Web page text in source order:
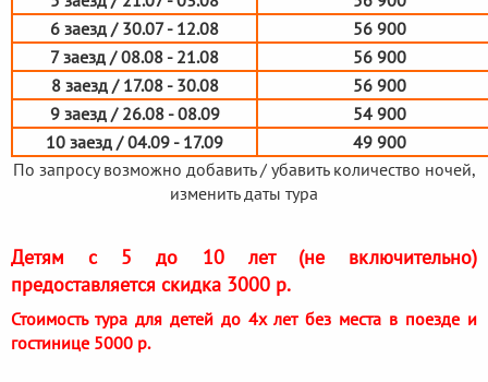
6 заезд / 30.07 - 12.08
56 900
7 заезд / 08.08 - 21.08
56 900
8 заезд / 17.08 - 30.08
56 900
9 заезд / 26.08 - 08.09
54 900
10 заезд / 04.09 - 17.09
49 900
По запросу возможно добавить / убавить количество ночей,
изменить даты тура
Детям с 5 до 10 лет (не включительно)
предоставляется скидка 3000 р.
Стоимость тура для детей до 4х лет без места в поезде и
гостинице 5000 р.